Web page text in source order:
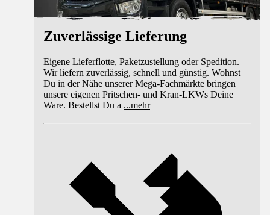
Zuverlässige Lieferung
Eigene Lieferflotte, Paketzustellung oder Spedition.
Wir liefern zuverlässig, schnell und günstig. Wohnst
Du in der Nähe unserer Mega-Fachmärkte bringen
unsere eigenen Pritschen- und Kran-LKWs Deine
Ware. Bestellst Du a ...mehr